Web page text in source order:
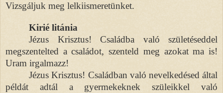
Vizsgáljuk meg lelkiismeretünket.
Kirié litánia
Jézus Krisztus! Családba való születéseddel
megszentelted a családot, szenteld meg azokat ma is!
Uram irgalmazz!
Jézus Krisztus! Családban való nevelkedésed által
példát adtál a gyermekeknek szüleikkel való